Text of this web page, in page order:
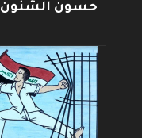
حسون الشنون